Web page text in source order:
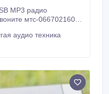
MP3 радио
мтс-0667021600,
в виде автомобиля
дизайном,
аудио техника